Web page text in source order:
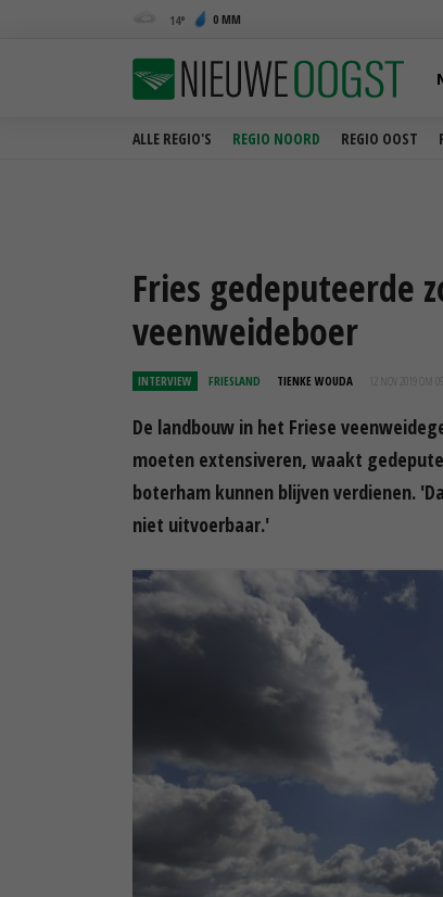
14 0 MM
ALLE REGIO'S REGIO NOORD REGIO OOST
Fries gedeputeerde
veenweideboer
INTERVIEW FRIESLAND TIENKE WOUDA 12 NOV 2019 OM
De landbouw in het Friese
moeten extensiveren, waakt
boterham kunnen blijven verdienen.
niet uitvoerbaar.'